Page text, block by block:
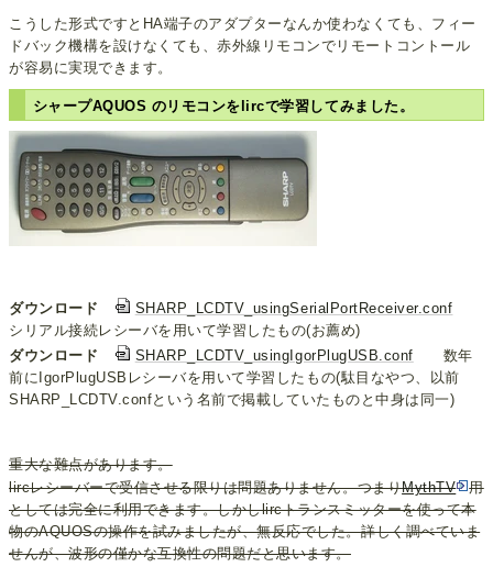
こうした形式ですとHA端子のアダプターなんか使わなくても、フィー
ドバック機構を設けなくても、赤外線リモコンでリモートコントール
が容易に実現できます。
シャープAQUOS のリモコンをlircで学習してみました。
ダウンロード
SHARP_LCDTV_usingSerialPortReceiver.conf
シリアル接続レシーバを用いて学習したもの(お薦め)
ダウンロード
SHARP_LCDTV_usingIgorPlugUSB.conf 数年
前にIgorPlugUSBレシーバを用いて学習したもの(駄目なやつ、以前
SHARP_LCDTV.confという名前で掲載していたものと中身は同一)
重大な難点があります。
lircレシーバーで受信させる限りは問題ありません。つまりMythTV
用
としては完全に利用できます。しかしlircトランスミッターを使って本
物のAQUOSの操作を試みましたが、無反応でした。詳しく調べていま
せんが、波形の僅かな互換性の問題だと思います。